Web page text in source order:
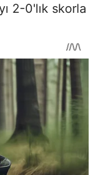
2-0'lık skorla